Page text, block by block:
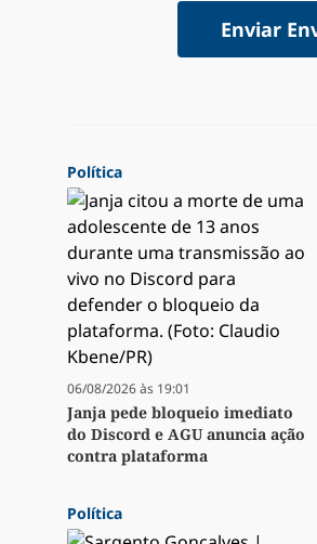
Enviar
Política
06/08/2026 às 19:01
Janja pede bloqueio imediato
do Discord e AGU anuncia ação
contra plataforma
Política